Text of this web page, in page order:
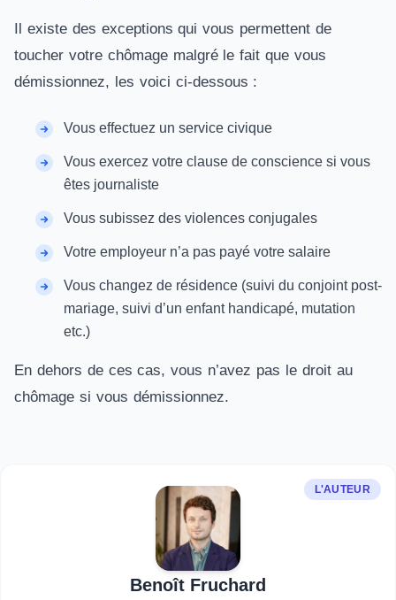
Il existe des exceptions qui vous permettent de
toucher votre chômage malgré le fait que vous
démissionnez, les voici ci-dessous :
Vous effectuez un service civique
Vous exercez votre clause de conscience si vous
êtes journaliste
Vous subissez des violences conjugales
Votre employeur n’a pas payé votre salaire
Vous changez de résidence (suivi du conjoint post-
mariage, suivi d’un enfant handicapé, mutation
etc.)
En dehors de ces cas, vous n’avez pas le droit au
chômage si vous démissionnez.
L'AUTEUR
Benoît Fruchard